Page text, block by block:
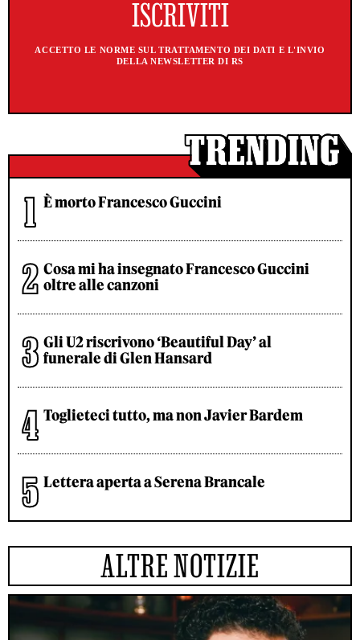
ACCETTO LE NORME SUL TRATTAMENTO DEI DATI E L'INVIO
DELLA NEWSLETTER DI RS
È morto Francesco Guccini
Cosa mi ha insegnato Francesco Guccini
oltre alle canzoni
Gli U2 riscrivono ‘Beautiful Day’ al
funerale di Glen Hansard
Toglieteci tutto, ma non Javier Bardem
Lettera aperta a Serena Brancale
ALTRE NOTIZIE